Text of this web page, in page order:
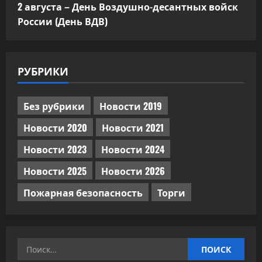
2 августа – День Воздушно-десантных войск
России (День ВДВ)
РУБРИКИ
Без рубрики
Новости 2019
Новости 2020
Новости 2021
Новости 2023
Новости 2024
Новости 2025
Новости 2026
Пожарная безопасность
Торги
Найти: